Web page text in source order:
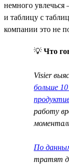
немного увлечься
и таблицу с
компании это не
💡 Что
Visier
больше
работу
По
тратят